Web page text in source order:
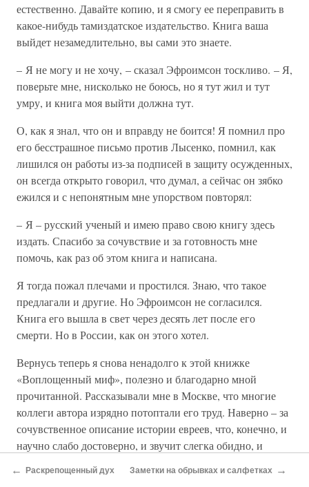
естественно. Давайте копию, и я смогу ее переправить в
какое-нибудь тамиздатское издательство. Книга ваша
выйдет незамедлительно, вы сами это знаете.
– Я не могу и не хочу, – сказал Эфроимсон тоскливо. – Я,
поверьте мне, нисколько не боюсь, но я тут жил и тут
умру, и книга моя выйти должна тут.
О, как я знал, что он и вправду не боится! Я помнил про
его бесстрашное письмо против Лысенко, помнил, как
лишился он работы из-за подписей в защиту осужденных,
он всегда открыто говорил, что думал, а сейчас он зябко
ежился и с непонятным мне упорством повторял:
– Я – русский ученый и имею право свою книгу здесь
издать. Спасибо за сочувствие и за готовность мне
помочь, как раз об этом книга и написана.
Я тогда пожал плечами и простился. Знаю, что такое
предлагали и другие. Но Эфроимсон не согласился.
Книга его вышла в свет через десять лет после его
смерти. Но в России, как он этого хотел.
Вернусь теперь я снова ненадолго к этой книжке
«Воплощенный миф», полезно и благодарно мной
прочитанной. Рассказывали мне в Москве, что многие
коллеги автора изрядно потоптали его труд. Наверно – за
сочувственное описание истории евреев, что, конечно, и
научно слабо достоверно, и звучит слегка обидно, и
бесплодные дебаты и дискуссии о странно
← Раскрепощенный дух Заметки на обрывках и салфетках →